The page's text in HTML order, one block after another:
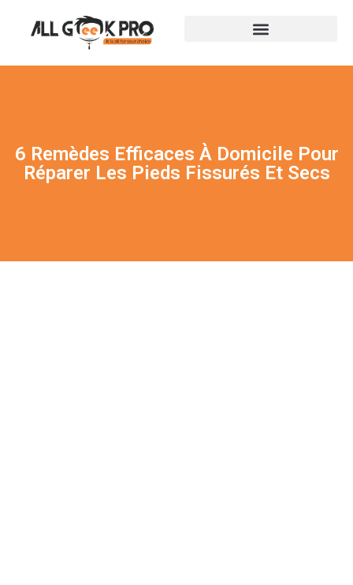
6 Remèdes Efficaces À Domicile Pour
Réparer Les Pieds Fissurés Et Secs